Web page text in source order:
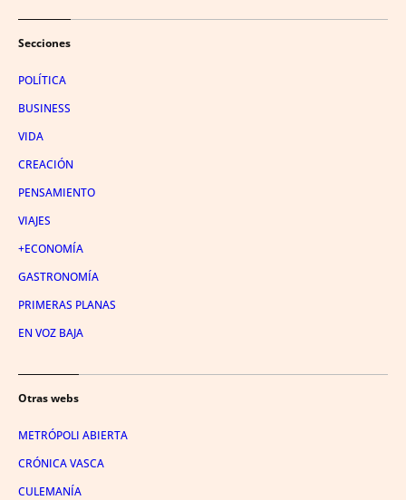
Secciones
POLÍTICA
BUSINESS
VIDA
CREACIÓN
PENSAMIENTO
VIAJES
+ECONOMÍA
GASTRONOMÍA
PRIMERAS PLANAS
EN VOZ BAJA
Otras webs
METRÓPOLI ABIERTA
CRÓNICA VASCA
CULEMANÍA